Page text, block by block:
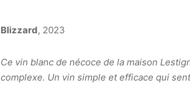
Blizzard, 2023
Ce vin blanc de nécoce de la maison
complexe. Un vin simple et efficace qui